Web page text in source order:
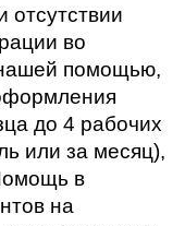
отсутствии
во
помощью,
до 4 рабочих
или за месяц),
в
на